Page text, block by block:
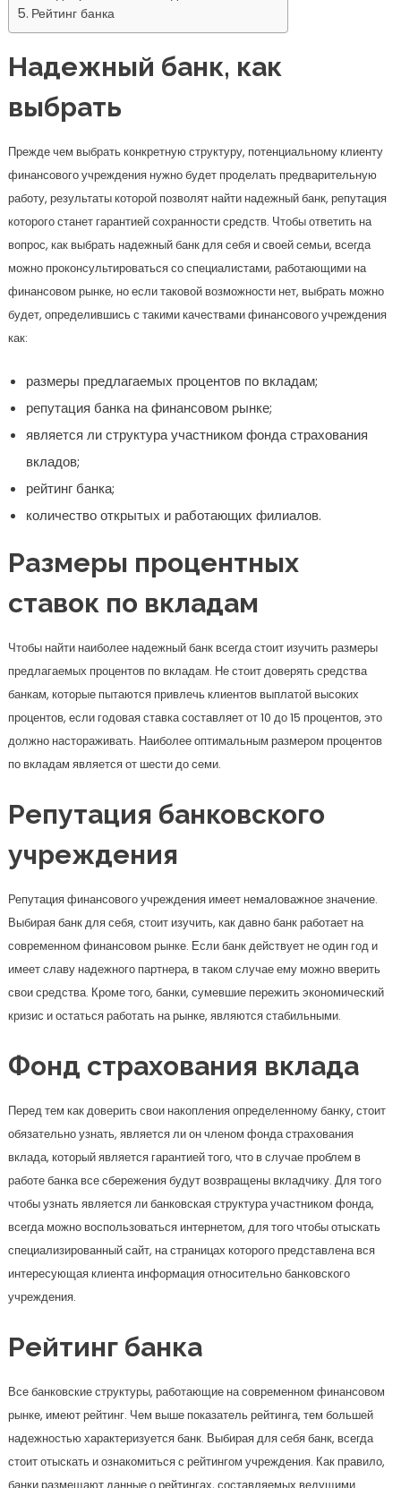
Рейтинг банка
Надежный банк, как
выбрать
Прежде чем выбрать конкретную структуру, потенциальному клиенту
финансового учреждения нужно будет проделать предварительную
работу, результаты которой позволят найти надежный банк, репутация
которого станет гарантией сохранности средств. Чтобы ответить на
вопрос, как выбрать надежный банк для себя и своей семьи, всегда
можно проконсультироваться со специалистами, работающими на
финансовом рынке, но если таковой возможности нет, выбрать можно
будет, определившись с такими качествами финансового учреждения
как:
размеры предлагаемых процентов по вкладам;
репутация банка на финансовом рынке;
является ли структура участником фонда страхования
вкладов;
рейтинг банка;
количество открытых и работающих филиалов.
Размеры процентных
ставок по вкладам
Чтобы найти наиболее надежный банк всегда стоит изучить размеры
предлагаемых процентов по вкладам. Не стоит доверять средства
банкам, которые пытаются привлечь клиентов выплатой высоких
процентов, если годовая ставка составляет от 10 до 15 процентов, это
должно настораживать. Наиболее оптимальным размером процентов
по вкладам является от шести до семи.
Репутация банковского
учреждения
Репутация финансового учреждения имеет немаловажное значение.
Выбирая банк для себя, стоит изучить, как давно банк работает на
современном финансовом рынке. Если банк действует не один год и
имеет славу надежного партнера, в таком случае ему можно вверить
свои средства. Кроме того, банки, сумевшие пережить экономический
кризис и остаться работать на рынке, являются стабильными.
Фонд страхования вклада
Перед тем как доверить свои накопления определенному банку, стоит
обязательно узнать, является ли он членом фонда страхования
вклада, который является гарантией того, что в случае проблем в
работе банка все сбережения будут возвращены вкладчику. Для того
чтобы узнать является ли банковская структура участником фонда,
всегда можно воспользоваться интернетом, для того чтобы отыскать
специализированный сайт, на страницах которого представлена вся
интересующая клиента информация относительно банковского
учреждения.
Рейтинг банка
Все банковские структуры, работающие на современном финансовом
рынке, имеют рейтинг. Чем выше показатель рейтинга, тем большей
надежностью характеризуется банк. Выбирая для себя банк, всегда
стоит отыскать и ознакомиться с рейтингом учреждения. Как правило,